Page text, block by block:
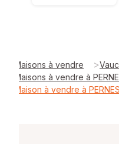
Maisons à vendre >
Maisons à vendre à
Maison à vendre à